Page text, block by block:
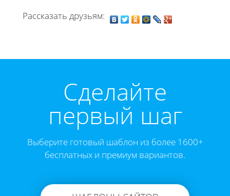
Рассказать друзьям:
Cделайте
первый шаг
Выберите готовый шаблон из более 1600+
бесплатных и премиум вариантов.